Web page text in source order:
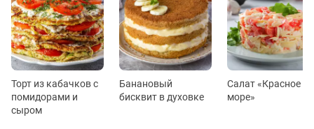
Торт из кабачков с
помидорами и
сыром
Банановый
бисквит в духовке
Салат «Красное
море»